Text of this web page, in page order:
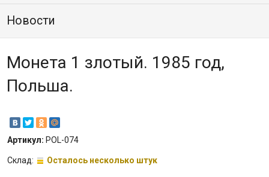
Новости
Монета 1 злотый. 1985 год,
Польша.
Артикул: POL-074
Склад: Осталось несколько штук